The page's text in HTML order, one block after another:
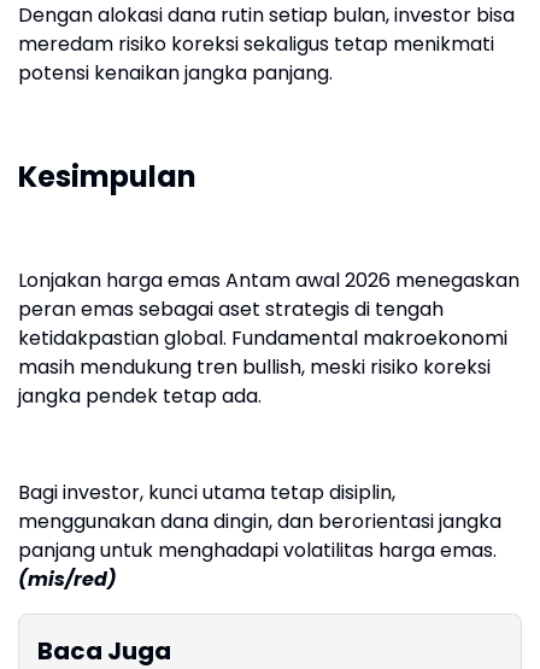
Dengan alokasi dana rutin setiap bulan, investor bisa
meredam risiko koreksi sekaligus tetap menikmati
potensi kenaikan jangka panjang.
Kesimpulan
Lonjakan harga emas Antam awal 2026 menegaskan
peran emas sebagai aset strategis di tengah
ketidakpastian global. Fundamental makroekonomi
masih mendukung tren bullish, meski risiko koreksi
jangka pendek tetap ada.
Bagi investor, kunci utama tetap disiplin,
menggunakan dana dingin, dan berorientasi jangka
panjang untuk menghadapi volatilitas harga emas.
(mis/red)
Baca Juga